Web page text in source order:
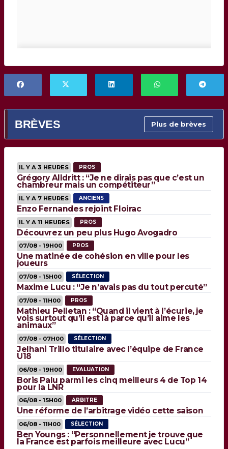
BRÈVES Plus de brèves
IL Y A 3 HEURES PROS
Grégory Alldritt : “Je ne dirais pas que c’est un
chambreur mais un compétiteur”
IL Y A 7 HEURES ANCIENS
Enzo Fernandes rejoint Floirac
IL Y A 11 HEURES PROS
Découvrez un peu plus Hugo Avogadro
07/08 - 19H00 PROS
Une matinée de cohésion en ville pour les
joueurs
07/08 - 15H00 SÉLECTION
Maxime Lucu : “Je n’avais pas du tout percuté”
07/08 - 11H00 PROS
Mathieu Pelletan : “Quand il vient à l’écurie, je
vois surtout qu’il est là parce qu’il aime les
animaux”
07/08 - 07H00 SÉLECTION
Jelhani Trillo titulaire avec l’équipe de France
U18
06/08 - 19H00 EVALUATION
Boris Palu parmi les cinq meilleurs 4 de Top 14
pour la LNR
06/08 - 15H00 ARBITRE
Une réforme de l’arbitrage vidéo cette saison
06/08 - 11H00 SÉLECTION
Ben Youngs : “Personnellement je trouve que
la France est parfois meilleure avec Lucu”